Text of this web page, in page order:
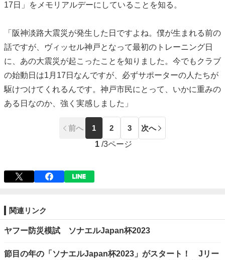
17日」をメモリアルデーにしていることを知る。
「阪神淡路大震災が発生した日ですよね。僕が生まれる前の
話ですが、ヴィッセル神戸となって最初のトレーニング日
に、あの大震災が起こったことを知りました。今でもクラブ
の始動日は1月17日なんですが、必ずサポーターの人たちが
駆けつけてくれるんです。神戸市民にとって、いかに重みの
ある日なのか、強く実感しました」
前へ 1 2 3
次へ
1 /3ページ
関連リンク
ヤフー防災模試 ソナエルJapan杯2023
節目の年の「ソナエルJapan杯2023」がスタート！ Jリー